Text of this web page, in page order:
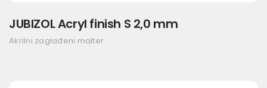
JUBIZOL Acryl finish S 2,0 mm
Akrilni zaglađeni malter